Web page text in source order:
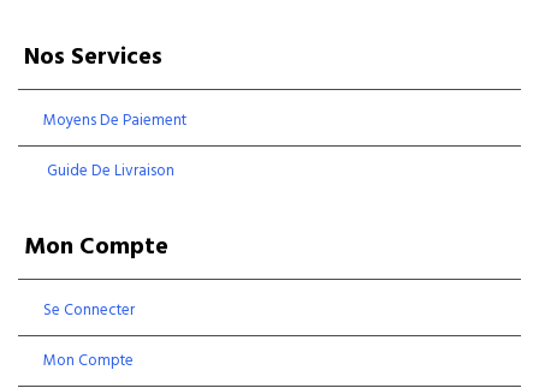
Nos Services
Moyens De Paiement
Guide De Livraison
Mon Compte
Se Connecter
Mon Compte